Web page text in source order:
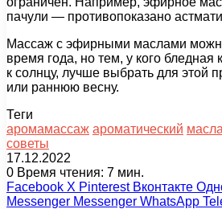
пачули — противопоказано
Массаж с эфирными маслами
время года, но тем, у кого бледная
к солнцу, лучше выбрать для этой
или раннюю весну.
Теги
аромамассаж ароматический
советы
17.12.2022
0 Время чтения: 7 мин.
Facebook X Pinterest Вконтакте
Messenger Messenger WhatsApp